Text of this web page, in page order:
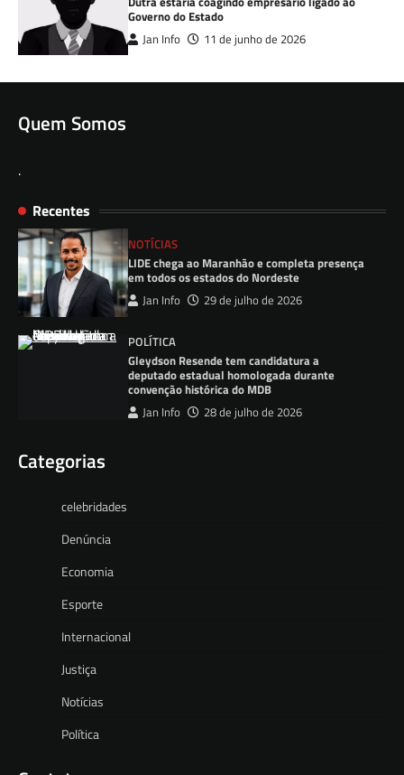
Governo do Estado
Jan Info 11 de junho de 2026
Quem Somos
.
Recentes
NOTÍCIAS
LIDE chega ao Maranhão e completa presença
em todos os estados do Nordeste
Jan Info 29 de julho de 2026
POLÍTICA
Gleydson Resende tem candidatura a
deputado estadual homologada durante
convenção histórica do MDB
Jan Info 28 de julho de 2026
Categorias
celebridades
Denúncia
Economia
Esporte
Internacional
Justiça
Notícias
Política